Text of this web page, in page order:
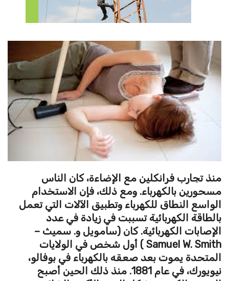
منذ تجارب فرانكلين مع الإضاءة، كان الناس
مسحورين بالكهرباء. ومع ذلك، فإن الاستخدام
الواسع النطاق للكهرباء وتطبيق الآلات التي تعمل
بالطاقة الكهربائية تسببت في زيادة في عدد
الإصابات الكهربائية. كان (سامويل و. سميث –
Samuel W. Smith) أول شخص في الولايات
المتحدة يموت بعد صعقه بالكهرباء في بوفالو،
نيويورك، في عام 1881. منذ ذلك الحين أصبح